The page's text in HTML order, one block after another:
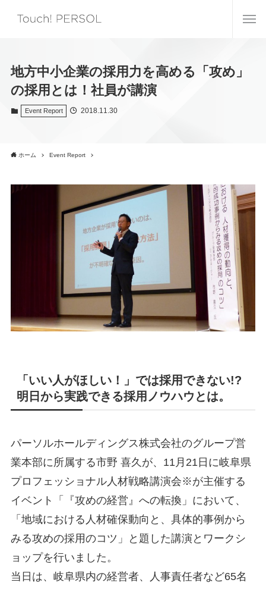
地方中小企業の採用力を高める「攻め」
の採用とは！社員が講演
Event Report 2018.11.30
ホーム Event Report
「いい人がほしい！」では採用できない!?
明日から実践できる採用ノウハウとは。
パーソルホールディングス株式会社のグループ営
業本部に所属する市野 喜久が、11月21日に岐阜県
プロフェッショナル人材戦略講演会※が主催する
イベント「『攻めの経営』への転換」において、
「地域における人材確保動向と、具体的事例から
みる攻めの採用のコツ」と題した講演とワークシ
ョップを行いました。
当日は、岐阜県内の経営者、人事責任者など65名